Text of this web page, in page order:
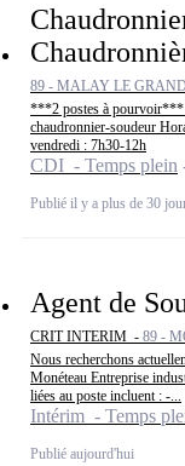
89 - MALAY LE
***2 postes à pourvoir***
chaudronnier-soudeur
vendredi : 7h30-12h
CDI - Temps plein
Publié il y a plus de 30
Agent de
CRIT INTERIM - 89 -
Nous recherchons
Monéteau Entreprise
liées au poste incluent : -...
Intérim - Temps
Publié aujourd'hui